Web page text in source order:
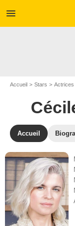
menu
Accueil Stars Actrices
Accueil